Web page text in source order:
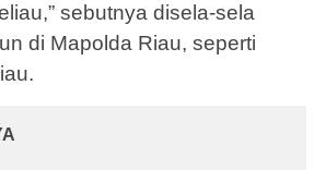
sebutnya disela-sela
di Mapolda Riau, seperti